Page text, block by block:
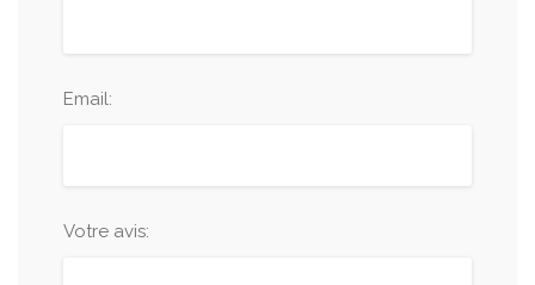
Email:
Votre avis: